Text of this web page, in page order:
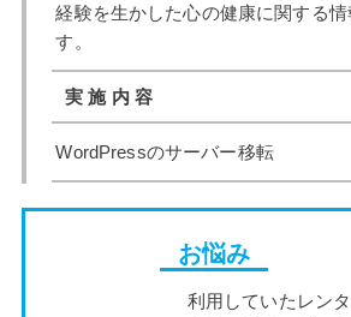
経験を生かした心の健康に関する
す。
実 施 内 容
WordPressのサーバー移転
お悩み
利用していたレン